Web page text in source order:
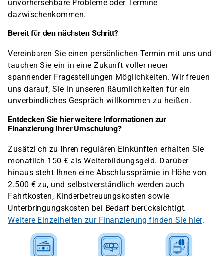
unvorhersehbare Probleme oder Termine
dazwischenkommen.
Bereit für den nächsten Schritt?
Vereinbaren Sie einen persönlichen Termin mit uns und
tauchen Sie ein in eine Zukunft voller neuer
spannender Fragestellungen Möglichkeiten. Wir freuen
uns darauf, Sie in unseren Räumlichkeiten für ein
unverbindliches Gespräch willkommen zu heißen.
Entdecken Sie hier weitere Informationen zur
Finanzierung Ihrer Umschulung?
Zusätzlich zu Ihren regulären Einkünften erhalten Sie
monatlich 150 € als Weiterbildungsgeld. Darüber
hinaus steht Ihnen eine Abschlussprämie in Höhe von
2.500 € zu, und selbstverständlich werden auch
Fahrtkosten, Kinderbetreuungskosten sowie
Unterbringungskosten bei Bedarf berücksichtigt.
Weitere Einzelheiten zur Finanzierung finden Sie hier.